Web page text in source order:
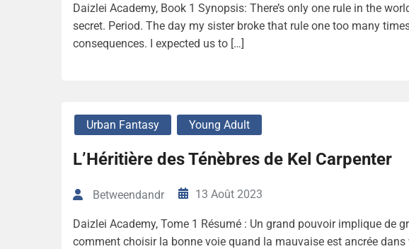
Daizlei Academy, Book 1 Synopsis: There’s only one rule in the
secret. Period. The day my sister broke that rule one too many
consequences. I expected us to […]
Urban Fantasy Young Adult
L’Héritière des Ténèbres de Kel Carpenter
Betweendandr 13 Août 2023
Daizlei Academy, Tome 1 Résumé : Un grand pouvoir implique de
comment choisir la bonne voie quand la mauvaise est ancrée dans